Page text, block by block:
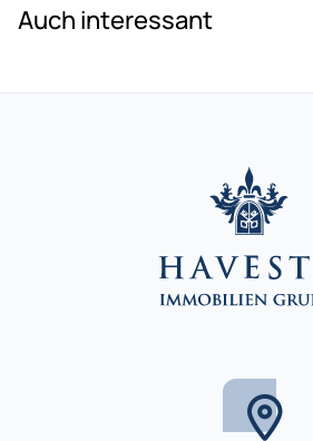
Auch interessant